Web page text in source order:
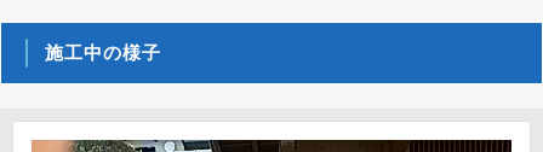
施工中の様子